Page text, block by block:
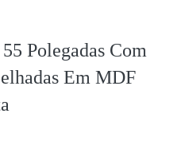
Polegadas Com
Em MDF